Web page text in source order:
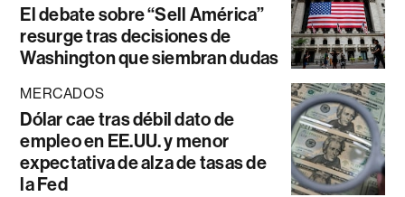
El debate sobre “Sell América”
resurge tras decisiones de
Washington que siembran dudas
MERCADOS
Dólar cae tras débil dato de
empleo en EE.UU. y menor
expectativa de alza de tasas de
la Fed